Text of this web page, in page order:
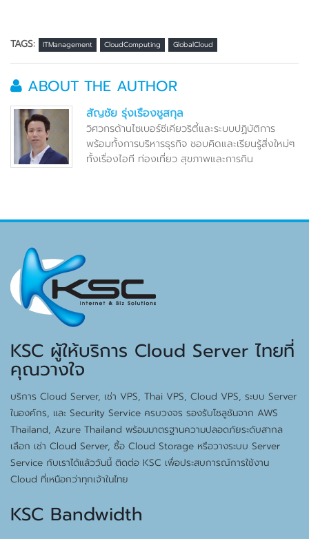
TAGS: ITManagement CloudComputing GlobalCloud
ABOUT THE AUTHOR
สัญชัย รุ่งเรืองชูสกุล
วิศวกรด้านไซเบอร์ซีเคียวริตี้และระบบปฏิบัติการ
พร้อมทั้งการบริหารธุรกิจ ชอบคิดและเรียนรู้สิ่งใหม่ๆ
ทั้งเรื่องไอที ท่องเที่ยว สุขภาพและการกิน
KSC ผู้ให้บริการ Cloud Server ไทยที่
คุณวางใจ
บริการ Cloud Server, เช่า VPS, Thai VPS, Cloud VPS, ระบบ Server
ในองค์กร, และ Security Service ครบวงจร รองรับโซลูชันจาก AWS
Thailand, Azure Thailand พร้อมมาตรฐานความปลอดภัยระดับสากล
เลือก เช่า Cloud Server, ซื้อ Cloud Storage หรือวางระบบ Server
Service กับเราได้แล้ววันนี้ ติดต่อ KSC เพื่อประสบการณ์การใช้งาน
Cloud ที่เหนือกว่าทุกเจ้าในไทย
KSC Bandwidth